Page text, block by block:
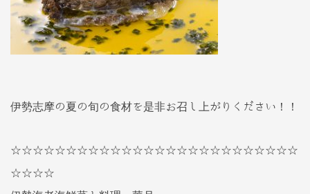
伊勢志摩の夏の旬の食材を是非お召し上がりください！！
☆☆☆☆☆☆☆☆☆☆☆☆☆☆☆☆☆☆☆☆☆☆☆☆☆☆
☆☆☆☆